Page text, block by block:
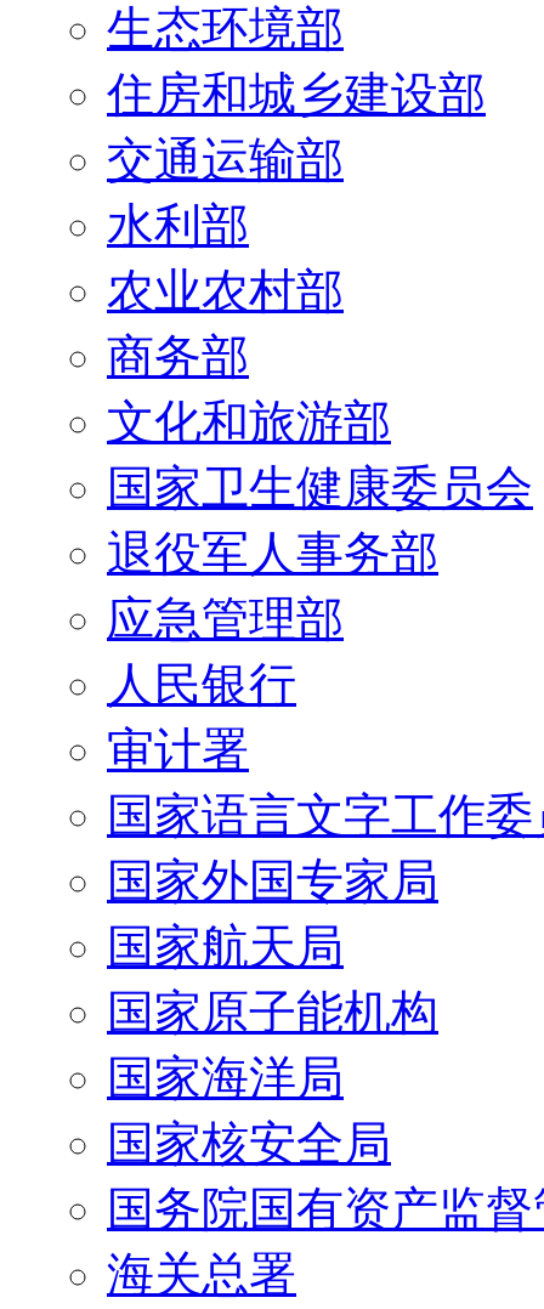
生态环境部
住房和城乡建设部
交通运输部
水利部
农业农村部
商务部
文化和旅游部
国家卫生健康委员会
退役军人事务部
应急管理部
人民银行
审计署
国家语言文字工作
国家外国专家局
国家航天局
国家原子能机构
国家海洋局
国家核安全局
国务院国有资产监
海关总署